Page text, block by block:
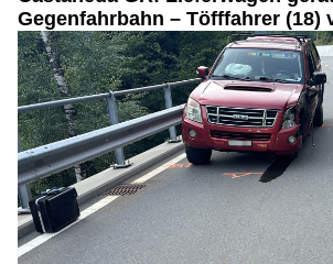
Gegenfahrbahn – Töfffahrer (18)